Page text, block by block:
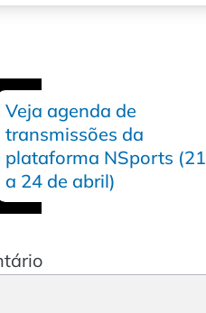
Veja agenda de
transmissões da
plataforma NSports (21
a 24 de abril)